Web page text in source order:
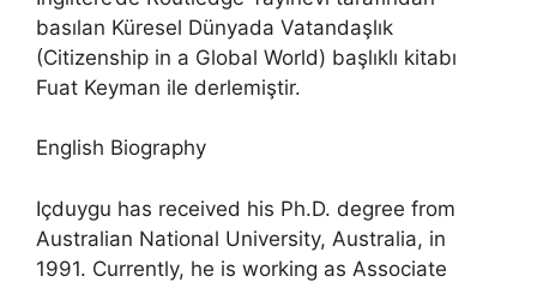
basılan Küresel Dünyada Vatandaşlık
(Citizenship in a Global World) başlıklı kitabı
Fuat Keyman ile derlemiştir.
English Biography
Içduygu has received his Ph.D. degree from
Australian National University, Australia, in
1991. Currently, he is working as Associate